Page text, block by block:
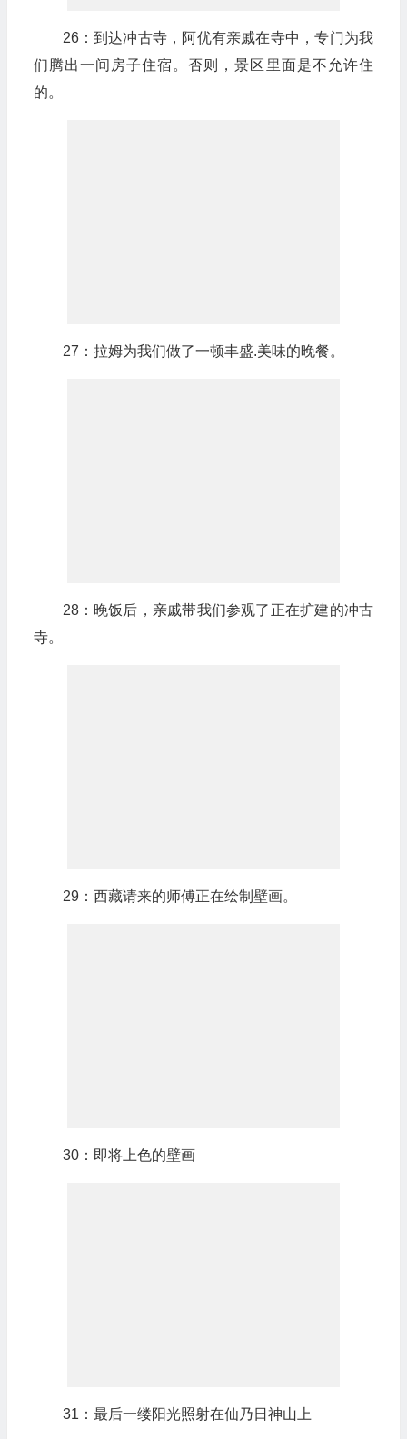
26：到达冲古寺，阿优有亲戚在寺中，专门为我
们腾出一间房子住宿。否则，景区里面是不允许住
的。
27：拉姆为我们做了一顿丰盛.美味的晚餐。
28：晚饭后，亲戚带我们参观了正在扩建的冲古
寺。
29：西藏请来的师傅正在绘制壁画。
30：即将上色的壁画
31：最后一缕阳光照射在仙乃日神山上